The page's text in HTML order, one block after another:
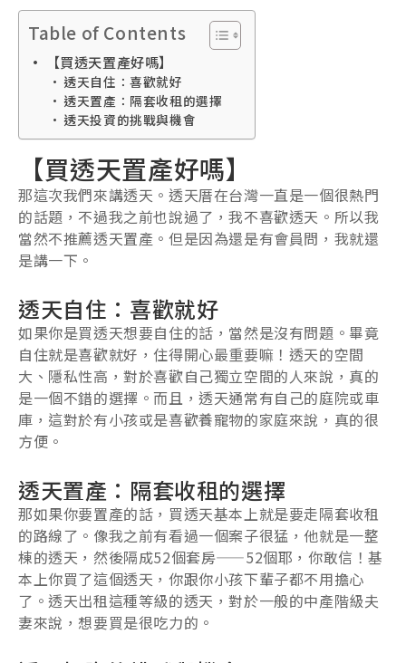
Table of Contents
【買透天置產好嗎】
透天自住：喜歡就好
透天置產：隔套收租的選擇
透天投資的挑戰與機會
【買透天置產好嗎】
那這次我們來講透天。透天厝在台灣一直是一個很熱門
的話題，不過我之前也說過了，我不喜歡透天。所以我
當然不推薦透天置產。但是因為還是有會員問，我就還
是講一下。
透天自住：喜歡就好
如果你是買透天想要自住的話，當然是沒有問題。畢竟
自住就是喜歡就好，住得開心最重要嘛！透天的空間
大、隱私性高，對於喜歡自己獨立空間的人來說，真的
是一個不錯的選擇。而且，透天通常有自己的庭院或車
庫，這對於有小孩或是喜歡養寵物的家庭來說，真的很
方便。
透天置產：隔套收租的選擇
那如果你要置產的話，買透天基本上就是要走隔套收租
的路線了。像我之前有看過一個案子很猛，他就是一整
棟的透天，然後隔成52個套房——52個耶，你敢信！基
本上你買了這個透天，你跟你小孩下輩子都不用擔心
了。透天出租這種等級的透天，對於一般的中產階級夫
妻來說，想要買是很吃力的。